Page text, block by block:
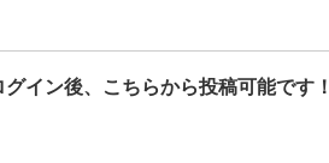
グイン後、こちらから投稿可能です！